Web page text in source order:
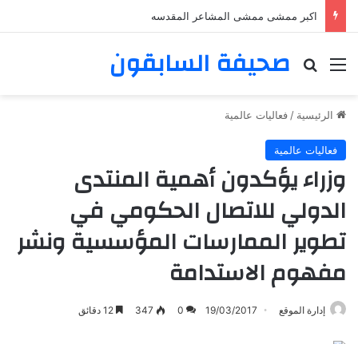
اكبر ممشى ممشى المشاعر المقدسه
صحيفة السابقون القائمة بحث عن
الرئيسية / فعاليات عالمية
فعاليات عالمية
وزراء يؤكدون أهمية المنتدى
الدولي للاتصال الحكومي في
تطوير الممارسات المؤسسية ونشر
مفهوم الاستدامة
إدارة الموقع 19/03/2017
0
347